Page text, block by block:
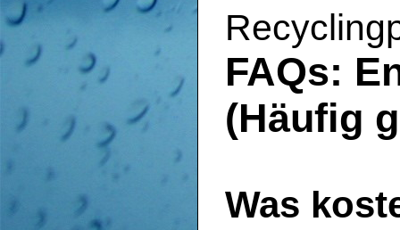
FAQs:
(Häufig
Was